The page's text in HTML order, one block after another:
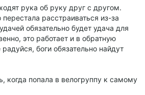
почему-то отпала. Молча
время писать книгу – стало
рука об руку друг с другом.
перестала расстраиваться из-за
обязательно будет удача для
это работает и в обратную
боги обязательно найдут
когда попала в велогруппу к самому